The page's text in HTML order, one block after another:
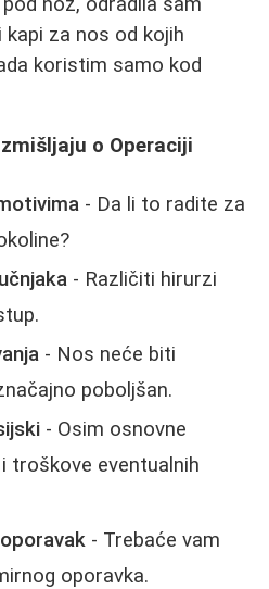
kapi za nos od kojih
koristim samo kod
o Operaciji
- Da li to radite za
- Različiti hirurzi
- Nos neće biti
poboljšan.
- Osim osnovne
troškove eventualnih
- Trebaće vam
oporavka.